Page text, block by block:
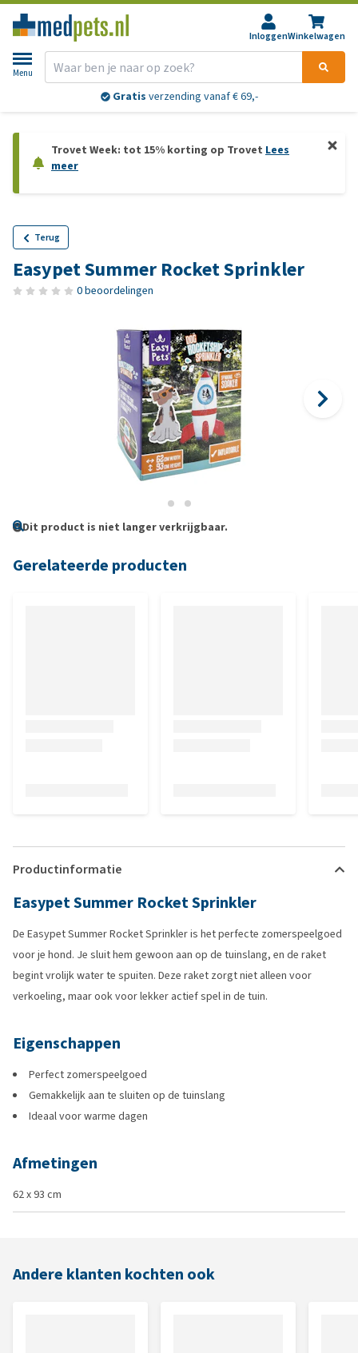
InloggenWinkelwagen
Menu
Gratis verzending vanaf € 69,-
Trovet Week: tot 15% korting op Trovet Lees
meer
Terug
Easypet Summer Rocket Sprinkler
0 beoordelingen
Dit product is niet langer verkrijgbaar.
Gerelateerde producten
Productinformatie
Easypet Summer Rocket Sprinkler
De Easypet Summer Rocket Sprinkler is het perfecte zomerspeelgoed
voor je hond. Je sluit hem gewoon aan op de tuinslang, en de raket
begint vrolijk water te spuiten. Deze raket zorgt niet alleen voor
verkoeling, maar ook voor lekker actief spel in de tuin.
Eigenschappen
Perfect zomerspeelgoed
Gemakkelijk aan te sluiten op de tuinslang
Ideaal voor warme dagen
Afmetingen
62 x 93 cm
Andere klanten kochten ook